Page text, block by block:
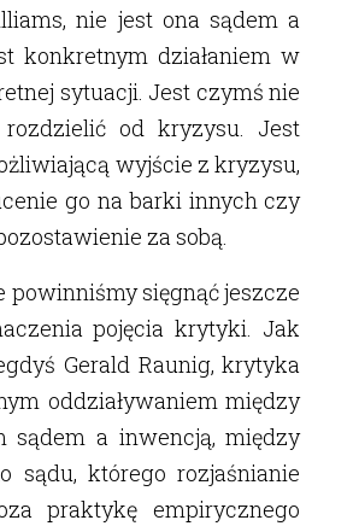
nie jest ona sądem a
konkretnym działaniem w
sytuacji. Jest czymś nie
od kryzysu. Jest
wyjście z kryzysu,
go na barki innych czy
za sobą.
powinniśmy sięgnąć jeszcze
pojęcia krytyki. Jak
Gerald Raunig, krytyka
oddziaływaniem między
sądem a inwencją, między
sądu, którego rozjaśnianie
praktykę empirycznego